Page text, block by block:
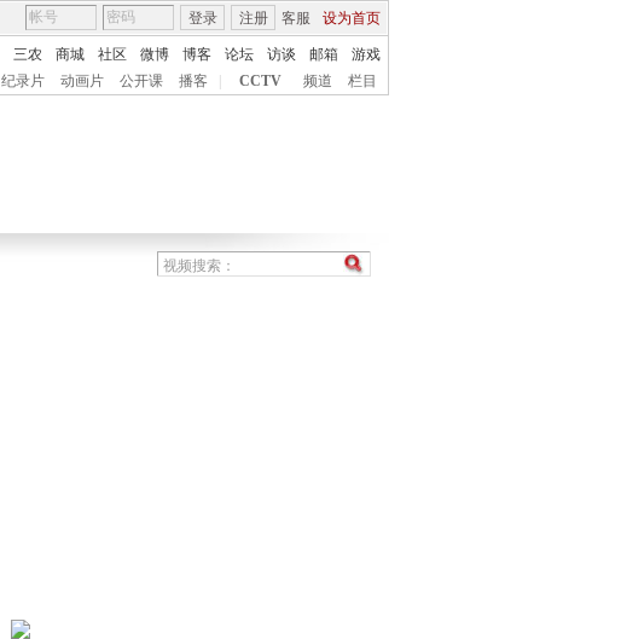
客服 设为首页
登录 注册
三农 商城 社区 微博 博客 论坛 访谈 邮箱
游戏
纪录片 动画片 公开课 播客 CCTV 频道 栏目